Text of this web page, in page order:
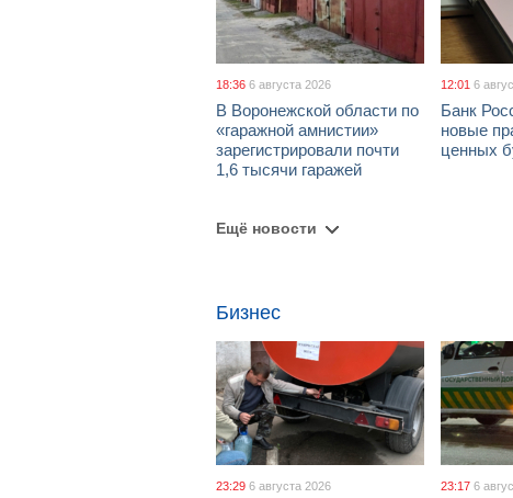
18:36 6 августа 2026
В Воронежской области по
«гаражной амнистии»
зарегистрировали почти
1,6 тысячи гаражей
12:01 6
Банк
новые
ценных
Ещё новости
Бизнес
23:29 6 августа 2026 23:17 6